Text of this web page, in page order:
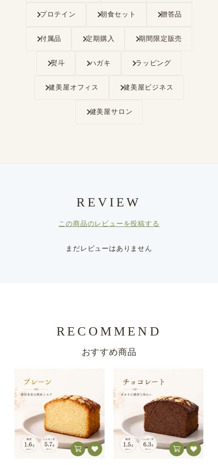
プロテイン 朝食セット 贈答品
付属品 定期購入 期間限定販売
熨斗 ハガキ ラッピング
健美屋オフィス 健美屋ビジネス
健美屋サロン
REVIEW
この商品のレビューを投稿する
まだレビューはありません
RECOMMEND
おすすめ商品